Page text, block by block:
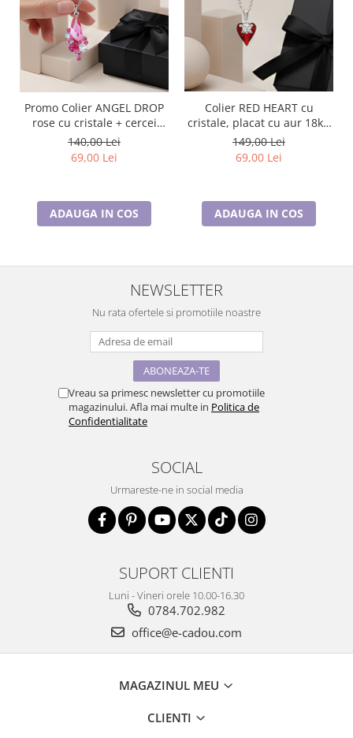
Promo Colier ANGEL DROP
rose cu cristale + cercei
asortati CADOU
140,00 Lei
69,00 Lei
ADAUGA IN COS
Colier RED HEART cu
cristale, placat cu aur 18k -
Accesoriu Luxury al Iubirii
149,00 Lei
69,00 Lei
ADAUGA IN COS
NEWSLETTER
Nu rata ofertele si promotiile noastre
Vreau sa primesc newsletter cu promotiile
magazinului. Afla mai multe in Politica de
Confidentialitate
SOCIAL
Urmareste-ne in social media
SUPORT CLIENTI
Luni - Vineri orele 10.00-16.30
0784.702.982
office@e-cadou.com
MAGAZINUL MEU
CLIENTI